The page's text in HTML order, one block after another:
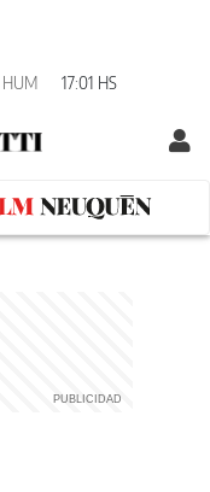
HUM 17:01 HS